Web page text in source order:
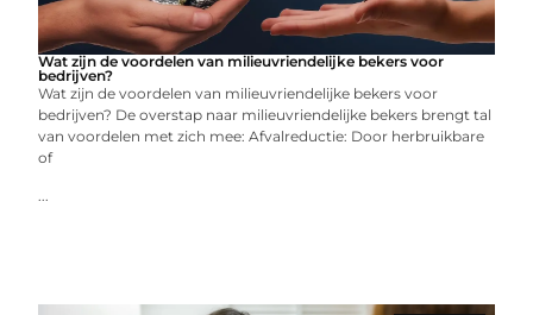
Wat zijn de voordelen van milieuvriendelijke bekers voor
bedrijven?
Wat zijn de voordelen van milieuvriendelijke bekers voor
bedrijven? De overstap naar milieuvriendelijke bekers brengt tal
van voordelen met zich mee: Afvalreductie: Door herbruikbare
of
...